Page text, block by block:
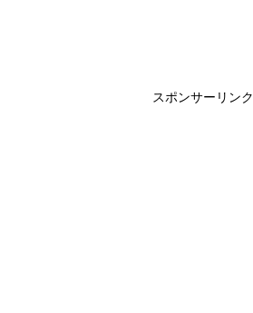
スポンサーリンク